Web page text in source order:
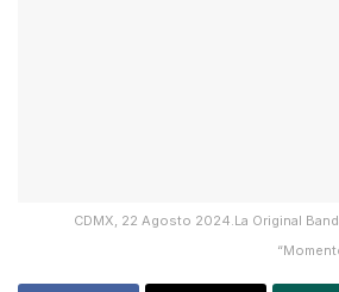
CDMX, 22 Agosto 2024.La Original